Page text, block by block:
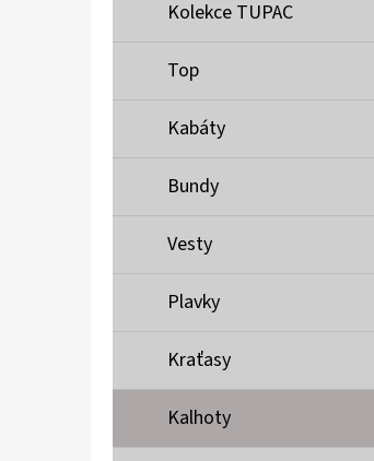
Kolekce TUPAC
Top
Kabáty
Bundy
Vesty
Plavky
Kraťasy
Kalhoty
MUSTANG PÁSEK